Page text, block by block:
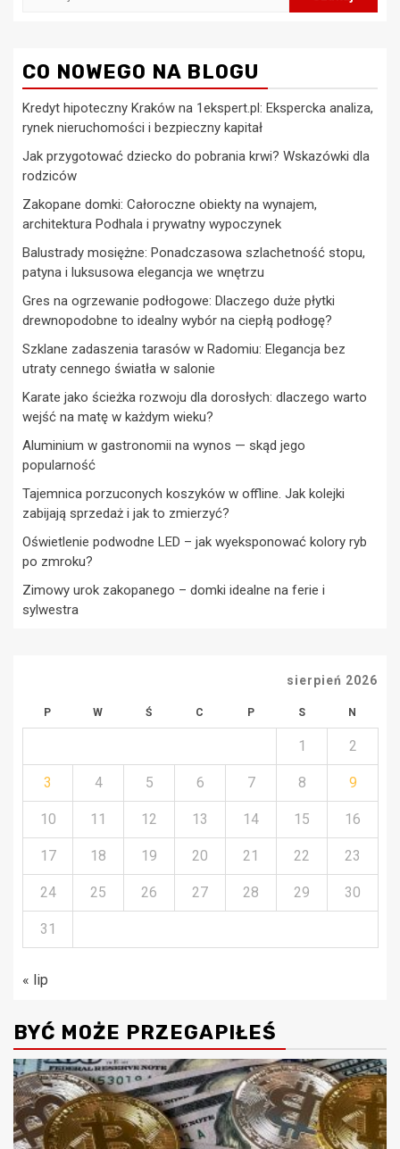
CO NOWEGO NA BLOGU
Kredyt hipoteczny Kraków na 1ekspert.pl: Ekspercka analiza,
rynek nieruchomości i bezpieczny kapitał
Jak przygotować dziecko do pobrania krwi? Wskazówki dla
rodziców
Zakopane domki: Całoroczne obiekty na wynajem,
architektura Podhala i prywatny wypoczynek
Balustrady mosiężne: Ponadczasowa szlachetność stopu,
patyna i luksusowa elegancja we wnętrzu
Gres na ogrzewanie podłogowe: Dlaczego duże płytki
drewnopodobne to idealny wybór na ciepłą podłogę?
Szklane zadaszenia tarasów w Radomiu: Elegancja bez
utraty cennego światła w salonie
Karate jako ścieżka rozwoju dla dorosłych: dlaczego warto
wejść na matę w każdym wieku?
Aluminium w gastronomii na wynos — skąd jego
popularność
Tajemnica porzuconych koszyków w offline. Jak kolejki
zabijają sprzedaż i jak to zmierzyć?
Oświetlenie podwodne LED – jak wyeksponować kolory ryb
po zmroku?
Zimowy urok zakopanego – domki idealne na ferie i
sylwestra
sierpień 2026
P W Ś C P S N
1 2
3 4 5 6 7 8 9
10 11 12 13 14 15 16
17 18 19 20 21 22 23
24 25 26 27 28 29 30
31
« lip
BYĆ MOŻE PRZEGAPIŁEŚ